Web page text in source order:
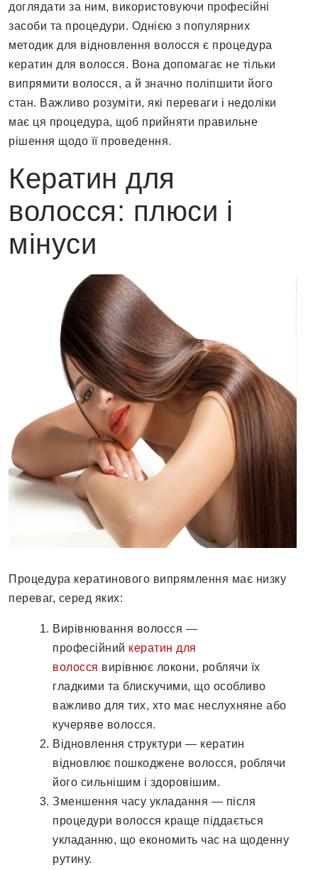
доглядати за ним, використовуючи професійні
засоби та процедури. Однією з популярних
методик для відновлення волосся є процедура
кератин для волосся. Вона допомагає не тільки
випрямити волосся, а й значно поліпшити його
стан. Важливо розуміти, які переваги і недоліки
має ця процедура, щоб прийняти правильне
рішення щодо її проведення.
Кератин для
волосся: плюси і
мінуси
Процедура кератинового випрямлення має низку
переваг, серед яких:
Вирівнювання волосся —
професійний кератин для
волосся вирівнює локони, роблячи їх
гладкими та блискучими, що особливо
важливо для тих, хто має неслухняне або
кучеряве волосся.
Відновлення структури — кератин
відновлює пошкоджене волосся, роблячи
його сильнішим і здоровішим.
Зменшення часу укладання — після
процедури волосся краще піддається
укладанню, що економить час на щоденну
рутину.